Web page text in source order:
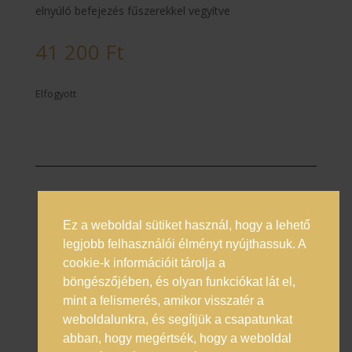
elnyúló befejezés fűszerekkel vegyítve
41 200 Ft
Elfogyott
Prémium italok magyarországi nagykövete
Általános Szerződési Feltételek
Adatkezelési Tájékoztató
Online vitarendezés
Ez a weboldal sütiket használ, hogy a lehető
legjobb felhasználói élményt nyújthassuk. A
cookie-k információit tárolja a
böngészőjében, és olyan funkciókat lát el,
mint a felismerés, amikor visszatér a
weboldalunkra, és segítjük a csapatunkat
abban, hogy megértsék, hogy a weboldal